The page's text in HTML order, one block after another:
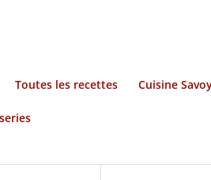
Toutes les recettes Cuisine